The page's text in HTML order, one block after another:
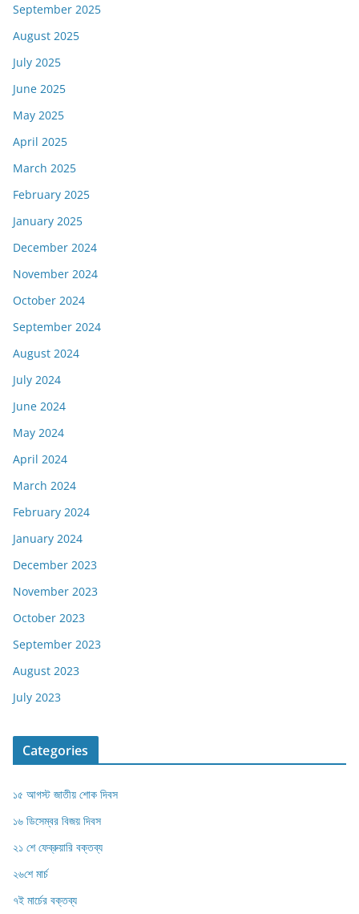
September 2025
August 2025
July 2025
June 2025
May 2025
April 2025
March 2025
February 2025
January 2025
December 2024
November 2024
October 2024
September 2024
August 2024
July 2024
June 2024
May 2024
April 2024
March 2024
February 2024
January 2024
December 2023
November 2023
October 2023
September 2023
August 2023
July 2023
Categories
১৫ আগস্ট জাতীয় শোক দিবস
১৬ ডিসেম্বর বিজয় দিবস
২১ শে ফেব্রুয়ারি বক্তব্য
২৬শে মার্চ
৭ই মার্চের বক্তব্য